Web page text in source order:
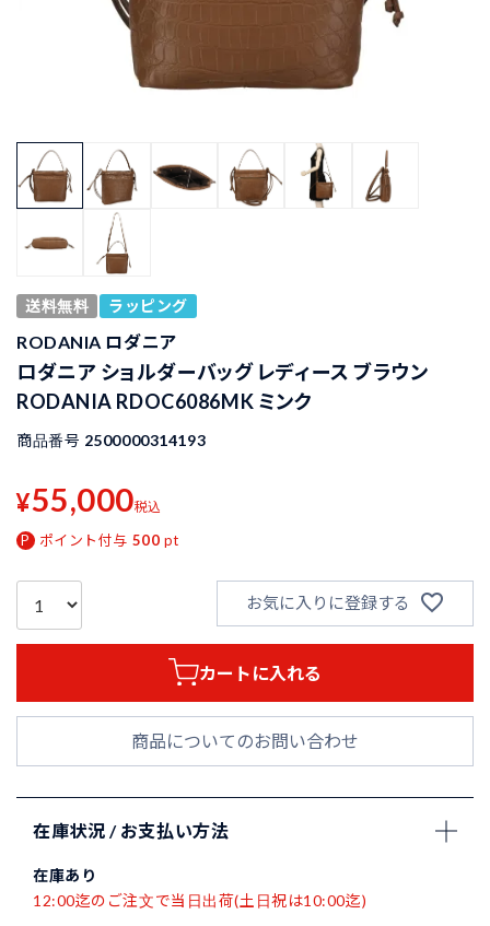
送料無料 ラッピング
RODANIA ロダニア
ロダニア ショルダーバッグ レディース ブラウン
RODANIA RDOC6086MK ミンク
商品番号 2500000314193
¥55,000税込
ポイント付与 500 pt
お気に入りに登録する
カートに入れる
商品についてのお問い合わせ
在庫状況 / お支払い方法
在庫あり
12:00迄のご注文で当日出荷(土日祝は10:00迄)